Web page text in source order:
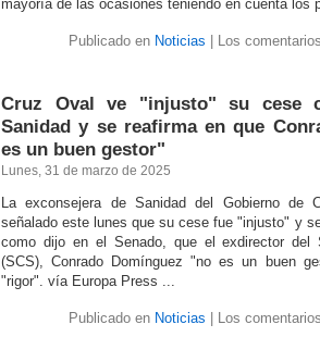
mayoría de las ocasiones teniendo en cuenta los
Publicado en Noticias Los
Cruz Oval ve "injusto" su cese
Sanidad y se reafirma en que
es un buen gestor"
Lunes, 31 de marzo de 2025
La exconsejera de Sanidad del Gobierno de
señalado este lunes que su cese fue "injusto" y
como dijo en el Senado, que el exdirector del
(SCS), Conrado Domínguez "no es un buen
"rigor". vía Europa Press ...
Publicado en Noticias Los